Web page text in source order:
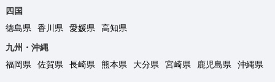
四国
徳島県
香川県 愛媛県
高知県
九州・沖縄
福岡県
佐賀県 長崎県 熊本県 大分県 宮崎県 鹿児島県 沖縄県